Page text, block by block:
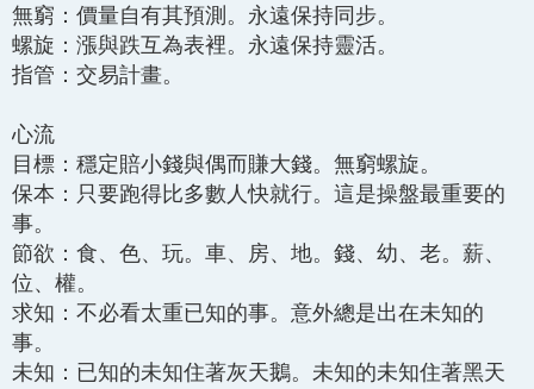
無窮：價量自有其預測。永遠保持同步。
螺旋：漲與跌互為表裡。永遠保持靈活。
指管：交易計畫。
心流
目標：穩定賠小錢與偶而賺大錢。無窮螺旋。
保本：只要跑得比多數人快就行。這是操盤最重要的
事。
節欲：食、色、玩。車、房、地。錢、幼、老。薪、
位、權。
求知：不必看太重已知的事。意外總是出在未知的
事。
未知：已知的未知住著灰天鵝。未知的未知住著黑天